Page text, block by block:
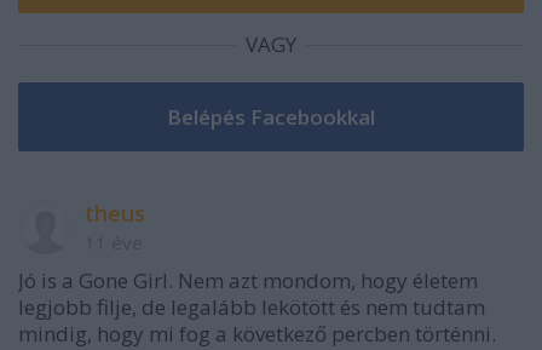
VAGY
theus
Jó is a Gone Girl. Nem azt mondom, hogy életem
legjobb filje, de legalább lekötött és nem tudtam
mindig, hogy mi fog a következő percben történni.